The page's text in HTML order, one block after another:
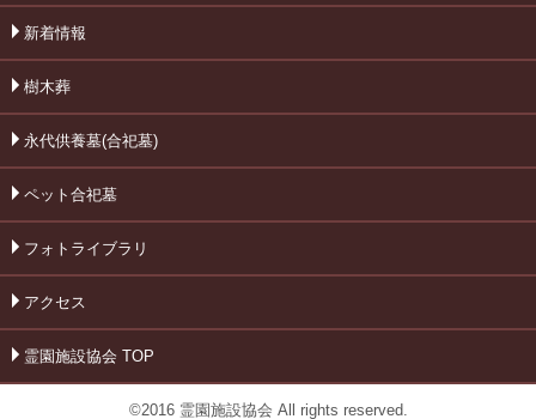
新着情報
樹木葬
永代供養墓(合祀墓)
ペット合祀墓
フォトライブラリ
アクセス
霊園施設協会 TOP
©2016 霊園施設協会 All rights reserved.